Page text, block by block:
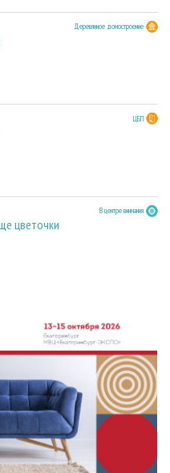
Деревянное домостроение
ЦБП
В центре внимания
цветочки